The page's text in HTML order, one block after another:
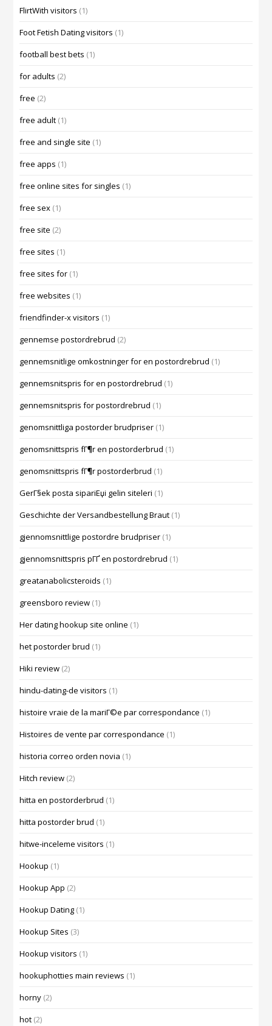
FlirtWith visitors (1)
Foot Fetish Dating visitors (1)
football best bets (1)
for adults (2)
free (2)
free adult (1)
free and single site (1)
free apps (1)
free online sites for singles (1)
free sex (1)
free site (2)
free sites (1)
free sites for (1)
free websites (1)
friendfinder-x visitors (1)
gennemse postordrebrud (2)
gennemsnitlige omkostninger for en postordrebrud (1)
gennemsnitspris for en postordrebrud (1)
gennemsnitspris for postordrebrud (1)
genomsnittliga postorder brudpriser (1)
genomsnittspris fГ¶r en postorderbrud (1)
genomsnittspris fГ¶r postorderbrud (1)
GerГ§ek posta sipariЕџi gelin siteleri (1)
Geschichte der Versandbestellung Braut (1)
gjennomsnittlige postordre brudpriser (1)
gjennomsnittspris pГҐ en postordrebrud (1)
greatanabolicsteroids (1)
greensboro review (1)
Her dating hookup site online (1)
het postorder brud (1)
Hiki review (2)
hindu-dating-de visitors (1)
histoire vraie de la mariГ©e par correspondance (1)
Histoires de vente par correspondance (1)
historia correo orden novia (1)
Hitch review (2)
hitta en postorderbrud (1)
hitta postorder brud (1)
hitwe-inceleme visitors (1)
Hookup (1)
Hookup App (2)
Hookup Dating (1)
Hookup Sites (3)
Hookup visitors (1)
hookuphotties main reviews (1)
horny (2)
hot (2)